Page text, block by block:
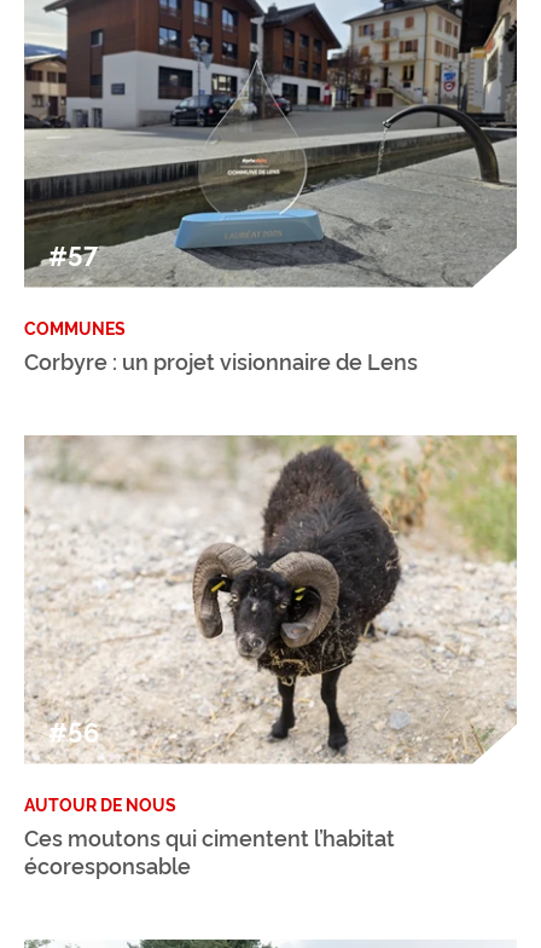
#57
COMMUNES
Corbyre : un projet visionnaire de Lens
#56
AUTOUR DE NOUS
Ces moutons qui cimentent l’habitat
écoresponsable